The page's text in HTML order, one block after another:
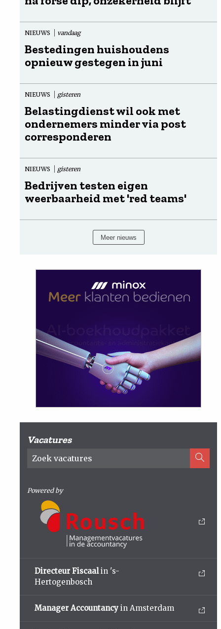
NIEUWS vandaag
Bestedingen huishoudens
opnieuw gestegen in juni
NIEUWS gisteren
Belastingdienst wil ook met
ondernemers minder via post
corresponderen
NIEUWS gisteren
Bedrijven testen eigen
weerbaarheid met 'red teams'
Meer nieuws
Vacatures
Powered by
Directeur Fiscaalin 's-
Hertogenbosch
Manager Accountancy in Amsterdam